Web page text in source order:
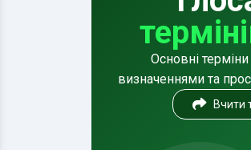
Основні
визначеннями та
Вчити